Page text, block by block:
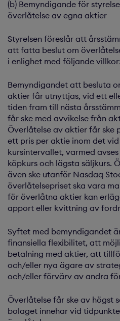
(b) Bemyndigande för
överlåtelse av egna aktier
Styrelsen föreslår att
att fatta beslut om
i enlighet med följande villkor:
Bemyndigandet att besluta
aktier får utnyttjas, vid ett
tiden fram till nästa
får ske med avvikelse från
Överlåtelse av aktier får ske
ett pris per aktie inom det
kursintervallet, varmed
köpkurs och lägsta säljkurs.
även ske utanför Nasdaq
överlåtelsepriset ska vara
för överlåtna aktier kan
apport eller kvittning av
Syftet med bemyndigandet
finansiella flexibilitet, att
betalning med aktier, att
och/eller nya ägare av
och/eller förvärv av andra
Överlåtelse får ske av högst
bolaget innehar vid